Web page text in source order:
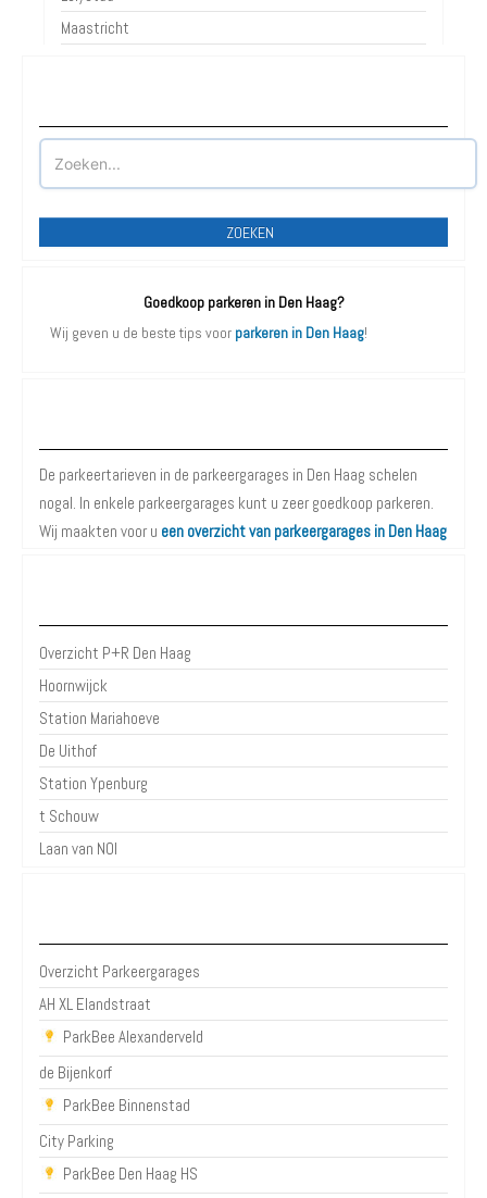
ZOEKEN
Goedkoop parkeren in Den Haag?
Wij geven u de beste tips voor parkeren in Den Haag!
De parkeertarieven in de parkeergarages in Den Haag schelen
nogal. In enkele parkeergarages kunt u zeer goedkoop parkeren.
Wij maakten voor u een overzicht van parkeergarages in Den Haag
Overzicht P+R Den Haag
Hoornwijck
Station Mariahoeve
De Uithof
Station Ypenburg
t Schouw
Laan van NOI
Overzicht Parkeergarages
AH XL Elandstraat
ParkBee Alexanderveld
de Bijenkorf
ParkBee Binnenstad
City Parking
ParkBee Den Haag HS